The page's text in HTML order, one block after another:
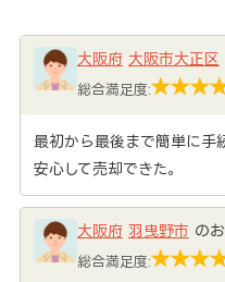
大阪府 大阪市大正区
総合満足度:
最初から最後まで簡単に手
安心して売却できた。
大阪府 羽曳野市 の
総合満足度: